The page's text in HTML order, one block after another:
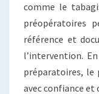
comme le
préopératoires
référence et
l’intervention.
préparatoires, le
avec confiance